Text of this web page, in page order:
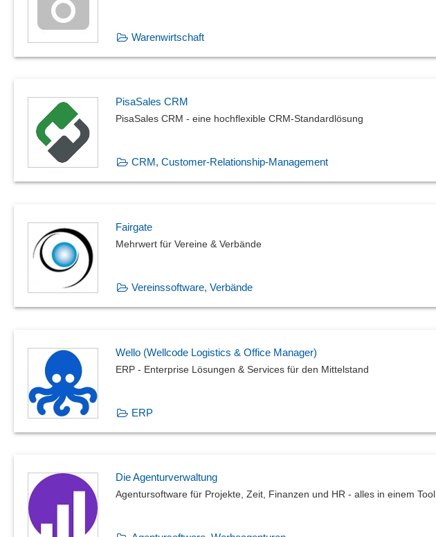
Warenwirtschaft
PisaSales CRM
PisaSales CRM - eine hochflexible CRM-Standardlösung
CRM, Customer-Relationship-Management
Fairgate
Mehrwert für Vereine & Verbände
Vereinssoftware, Verbände
Wello (Wellcode Logistics & Office Manager)
ERP - Enterprise Lösungen & Services für den Mittelstand
ERP
Die Agenturverwaltung
Agentursoftware für Projekte, Zeit, Finanzen und HR - alles in einem Tool.